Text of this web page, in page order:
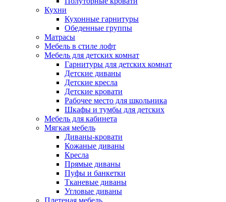
Кухни
Кухонные гарнитуры
Обеденные группы
Матрасы
Мебель в стиле лофт
Мебель для детских комнат
Гарнитуры для детских комнат
Детские диваны
Детские кресла
Детские кровати
Рабочее место для школьника
Шкафы и тумбы для детских
Мебель для кабинета
Мягкая мебель
Диваны-кровати
Кожаные диваны
Кресла
Прямые диваны
Пуфы и банкетки
Тканевые диваны
Угловые диваны
Плетеная мебель